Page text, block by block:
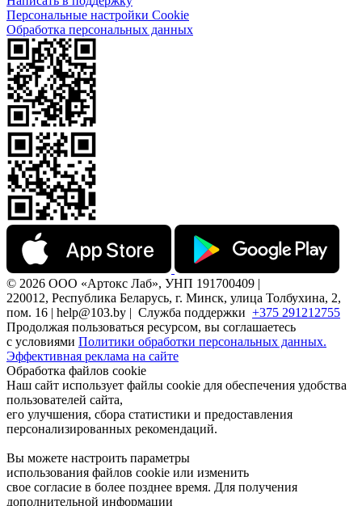
Персональные настройки Cookie
Обработка персональных данных
© 2026 ООО «Артокс Лаб», УНП 191700409 |
220012, Республика Беларусь, г. Минск, улица Толбухина, 2,
пом. 16 | help@103.by | Служба поддержки +375 291212755
Продолжая пользоваться ресурсом, вы соглашаетесь
с условиями Политики обработки персональных данных.
Эффективная реклама на сайте
Обработка файлов cookie
Наш сайт использует файлы cookie для обеспечения удобства
пользователей сайта,
его улучшения, сбора статистики и предоставления
персонализированных рекомендаций.
Вы можете настроить параметры
использования файлов cookie или изменить
свое согласие в более позднее время. Для получения
дополнительной информации